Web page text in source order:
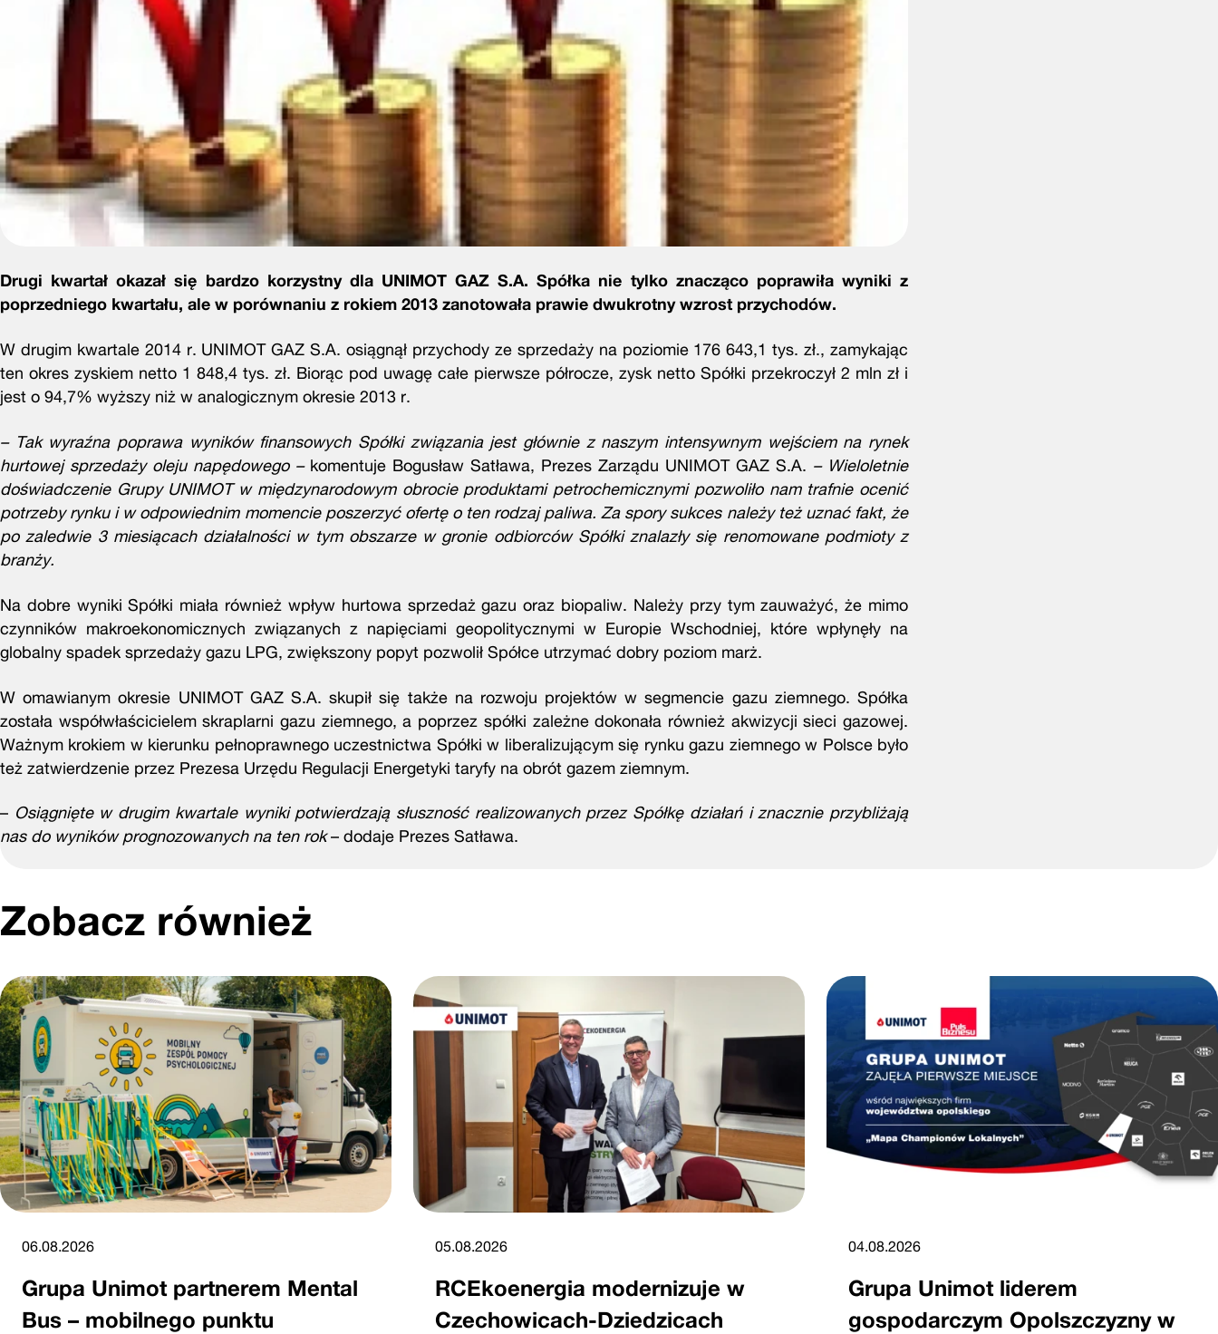
Drugi kwartał okazał się bardzo korzystny dla UNIMOT GAZ S.A. Spółka nie tylko znacząco poprawiła wyniki z
poprzedniego kwartału, ale w porównaniu z rokiem 2013 zanotowała prawie dwukrotny wzrost przychodów.
W drugim kwartale 2014 r. UNIMOT GAZ S.A. osiągnął przychody ze sprzedaży na poziomie 176 643,1 tys. zł., zamykając
ten okres zyskiem netto 1 848,4 tys. zł. Biorąc pod uwagę całe pierwsze półrocze, zysk netto Spółki przekroczył 2 mln zł i
jest o 94,7% wyższy niż w analogicznym okresie 2013 r.
– Tak wyraźna poprawa wyników finansowych Spółki związania jest głównie z naszym intensywnym wejściem na rynek
hurtowej sprzedaży oleju napędowego – komentuje Bogusław Satława, Prezes Zarządu UNIMOT GAZ S.A. – Wieloletnie
doświadczenie Grupy UNIMOT w międzynarodowym obrocie produktami petrochemicznymi pozwoliło nam trafnie ocenić
potrzeby rynku i w odpowiednim momencie poszerzyć ofertę o ten rodzaj paliwa. Za spory sukces należy też uznać fakt, że
po zaledwie 3 miesiącach działalności w tym obszarze w gronie odbiorców Spółki znalazły się renomowane podmioty z
branży.
Na dobre wyniki Spółki miała również wpływ hurtowa sprzedaż gazu oraz biopaliw. Należy przy tym zauważyć, że mimo
czynników makroekonomicznych związanych z napięciami geopolitycznymi w Europie Wschodniej, które wpłynęły na
globalny spadek sprzedaży gazu LPG, zwiększony popyt pozwolił Spółce utrzymać dobry poziom marż.
W omawianym okresie UNIMOT GAZ S.A. skupił się także na rozwoju projektów w segmencie gazu ziemnego. Spółka
została współwłaścicielem skraplarni gazu ziemnego, a poprzez spółki zależne dokonała również akwizycji sieci gazowej.
Ważnym krokiem w kierunku pełnoprawnego uczestnictwa Spółki w liberalizującym się rynku gazu ziemnego w Polsce było
też zatwierdzenie przez Prezesa Urzędu Regulacji Energetyki taryfy na obrót gazem ziemnym.
– Osiągnięte w drugim kwartale wyniki potwierdzają słuszność realizowanych przez Spółkę działań i znacznie przybliżają
nas do wyników prognozowanych na ten rok– dodaje Prezes Satława.
Zobacz również
06.08.2026
Grupa Unimot partnerem Mental
Bus – mobilnego punktu
05.08.2026
RCEkoenergia modernizuje w
Czechowicach-Dziedzicach
04.08.2026
Grupa Unimot liderem
gospodarczym Opolszczyzny w